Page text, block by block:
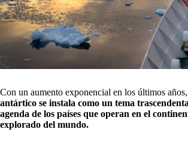
Con un aumento exponencial en los últimos años,
antártico se instala como un tema
agenda de los países que operan en el
explorado del mundo.